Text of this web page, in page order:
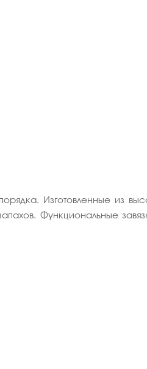
Изготовленные из
Функциональные